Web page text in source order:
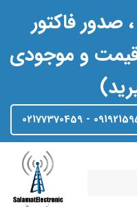
صدور فاکتور
قیمت و موجودی